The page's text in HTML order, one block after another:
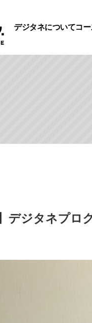
デジタネについてコ
デジタネプ